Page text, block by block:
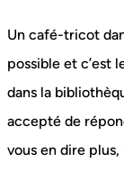
Un café-tricot
possible et c’est
dans la
accepté de
vous en dire